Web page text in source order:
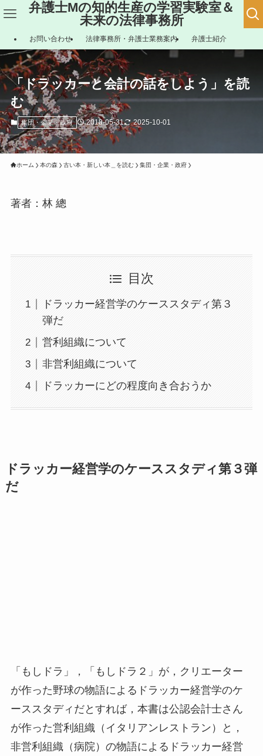
弁護士Mの知的生産の学習実験室＆
未来の法律事務所
お問い合わせ 法律事務所・弁護士業務案内 弁護士紹介
「ドラッカーと会計の話をしよう」を読
む
集団・企業・政府 2018-05-31 2025-10-01
ホーム 本の森 古い本・新しい本＿を読む 集団・企業・政府
著者：林 總
目次
ドラッカー経営学のケーススタディ第３
弾だ
営利組織について
非営利組織について
ドラッカーにどの程度向き合おうか
ドラッカー経営学のケーススタディ第３弾
だ
「もしドラ」，「もしドラ２」が，クリエーター
が作った野球の物語によるドラッカー経営学のケ
ーススタディだとすれば，本書は公認会計士さん
が作った営利組織（イタリアンレストラン）と，
非営利組織（病院）の物語によるドラッカー経営